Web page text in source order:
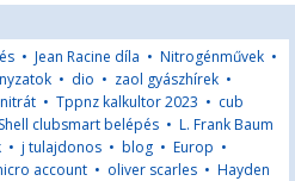
• Jean Racine díla • Nitrogénművek •
• dio • zaol gyászhírek •
• Tppnz kalkultor 2023 • cub
Shell clubsmart belépés • L. Frank Baum
• j tulajdonos • blog • Europ •
account • oliver scarles • Hayden